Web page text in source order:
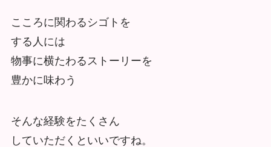
こころに関わるシゴトを
する人には
物事に横たわるストーリーを
豊かに味わう
そんな経験をたくさん
していただくといいですね。